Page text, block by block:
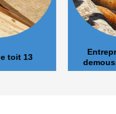
Entreprise
demoussage